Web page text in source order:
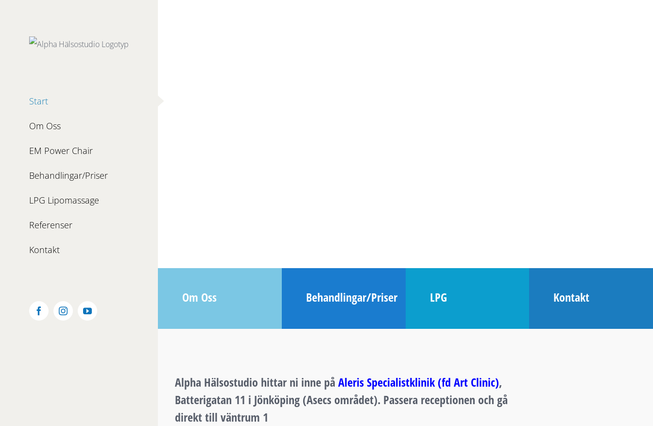
innehållet
Start
Om Oss
EM Power Chair
Behandlingar/Priser
LPG Lipomassage
Referenser
Kontakt
FacebookInstagramYouTube
Om Oss Behandlingar/Priser LPG Kontakt
Alpha Hälsostudio hittar ni inne på Aleris Specialistklinik (fd Art Clinic),
Batterigatan 11 i Jönköping (Asecs området). Passera receptionen och gå
direkt till väntrum 1